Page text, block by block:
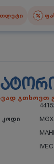
გთხოვთ
კოდი